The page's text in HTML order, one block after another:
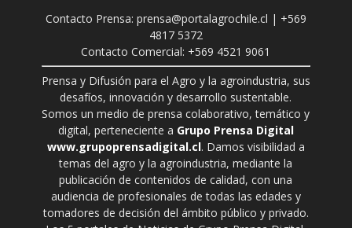
Contacto Prensa: prensa@portalagrochile.cl | +569
4817 5372
Contacto Comercial: +569 4521 9061
Prensa y Difusión para el Agro y la agroindustria, sus
desafíos, innovación y desarrollo sustentable.
Somos un medio de prensa colaborativo, temático y
digital, perteneciente a Grupo Prensa Digital
www.grupoprensadigital.cl. Damos visibilidad a
temas del agro y la agroindustria, mediante la
publicación de contenidos de calidad, con una
audiencia de profesionales de todas las edades y
tomadores de decisión del ámbito público y privado.